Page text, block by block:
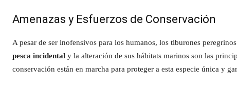
Amenazas y Esfuerzos de Conservación
A pesar de ser inofensivos para los humanos, los tiburones
pesca incidental y la alteración de sus hábitats marinos son las
conservación están en marcha para proteger a esta especie única y